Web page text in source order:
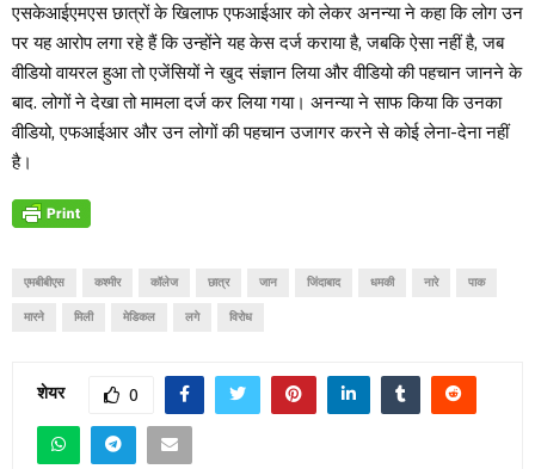
एसकेआईएमएस छात्रों के खिलाफ एफआईआर को लेकर अनन्या ने कहा कि लोग उन
पर यह आरोप लगा रहे हैं कि उन्होंने यह केस दर्ज कराया है, जबकि ऐसा नहीं है, जब
वीडियो वायरल हुआ तो एजेंसियों ने खुद संज्ञान लिया और वीडियो की पहचान जानने के
बाद. लोगों ने देखा तो मामला दर्ज कर लिया गया। अनन्या ने साफ किया कि उनका
वीडियो, एफआईआर और उन लोगों की पहचान उजागर करने से कोई लेना-देना नहीं
है।
एमबीबीएस कश्मीर कॉलेज छात्र जान जिंदाबाद धमकी नारे पाक
मारने मिली मेडिकल लगे विरोध
शेयर 0